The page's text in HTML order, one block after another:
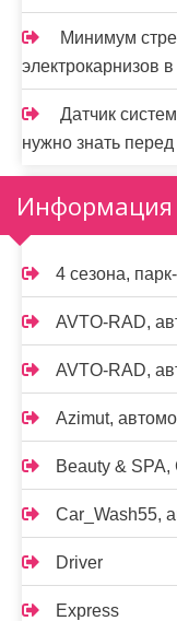
Минимум
электрокарнизов
Датчик
нужно знать перед
Информация
4 сезона,
AVTO-RAD,
AVTO-RAD,
Azimut,
Beauty &
Car_Wash55,
Driver
Express